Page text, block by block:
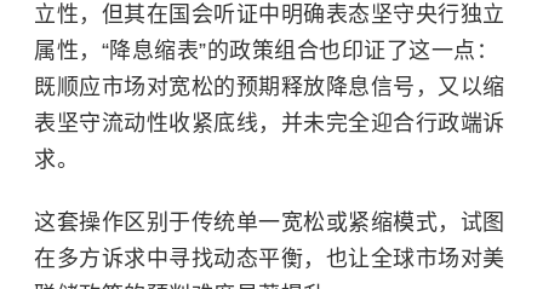
立性，但其在国会听证中明确表态坚守央行独立
属性，“降息缩表”的政策组合也印证了这一点：
既顺应市场对宽松的预期释放降息信号，又以缩
表坚守流动性收紧底线，并未完全迎合行政端诉
求。
这套操作区别于传统单一宽松或紧缩模式，试图
在多方诉求中寻找动态平衡，也让全球市场对美